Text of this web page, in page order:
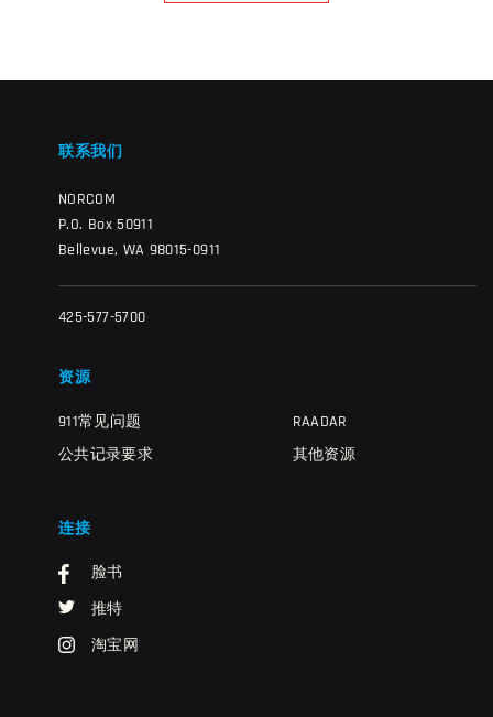
联系我们
NORCOM
P.O. Box 50911
Bellevue, WA 98015-0911
425-577-5700
资源
911常见问题
公共记录要求
RAADAR
其他资源
连接
脸书
推特
淘宝网